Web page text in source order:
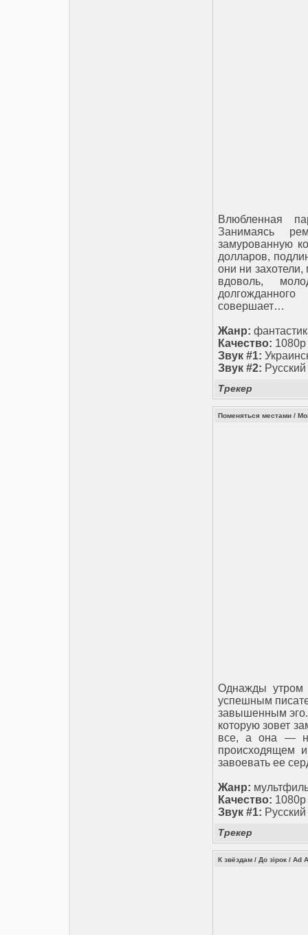
Влюбленная
Занимаясь
замурованную
долларов,
они ни
вдоволь,
совершает…
Жанр:
Качество:
Звук #1:
Звук #2:
Трекер
Поменяться местами /
Однажды утром
успешным
завышенным эго.
которую зовет
все, а она —
происходящем
завоевать ее
Жанр:
Качество:
Звук #1:
Трекер
К звёздам / До зiрок / Ad